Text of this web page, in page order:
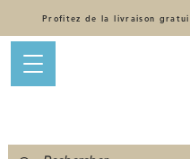
Profitez de la livraison